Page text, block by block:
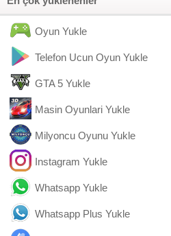
Oyun Yukle
Telefon Ucun Oyun Yukle
GTA 5 Yukle
Masin Oyunlari Yukle
Milyoncu Oyunu Yukle
Instagram Yukle
Whatsapp Yukle
Whatsapp Plus Yukle